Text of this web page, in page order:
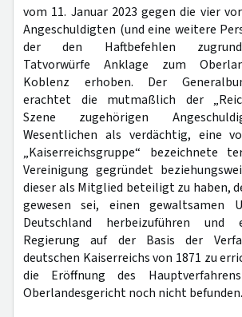
vom 11. Januar 2023 gegen die vier
Angeschuldigten (und eine weitere
der den Haftbefehlen
Tatvorwürfe Anklage zum
Koblenz erhoben. Der
erachtet die mutmaßlich der
Szene zugehörigen
Wesentlichen als verdächtig, eine
„Kaiserreichsgruppe“ bezeichnete
Vereinigung gegründet
dieser als Mitglied beteiligt zu haben,
gewesen sei, einen gewaltsamen
Deutschland herbeizuführen und
Regierung auf der Basis der
deutschen Kaiserreichs von 1871 zu
die Eröffnung des
Oberlandesgericht noch nicht befunden.